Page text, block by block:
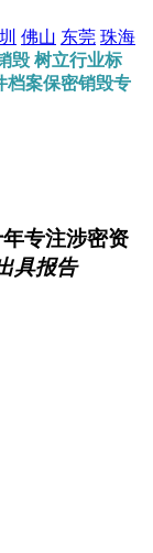
佛山 东莞 珠海
毁 树立行业标
档案保密销毁专
专注涉密资
具报告